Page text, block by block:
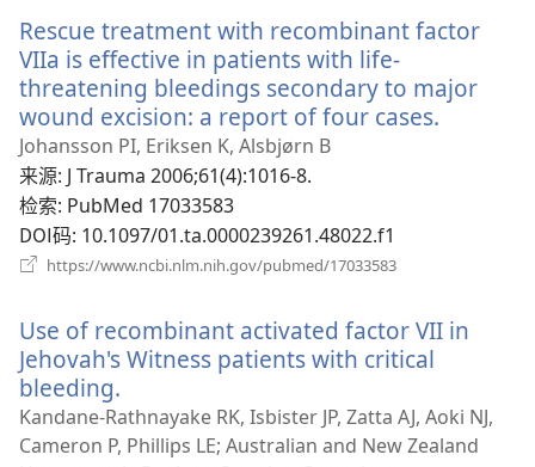
窗
Rescue treatment with recombinant factor
VIIa is effective in patients with life-
threatening bleedings secondary to major
wound excision: a report of four cases.
Johansson PI, Eriksen K, Alsbjørn B
来源‎: J Trauma 2006;61(4):1016-8.
检索‎: PubMed 17033583
DOI码‎: 10.1097/01.ta.0000239261.48022.f1
https://www.ncbi.nlm.nih.gov/pubmed/17033583
窗
口）
Use of recombinant activated factor VII in
Jehovah's Witness patients with critical
bleeding.
开
新
Kandane-Rathnayake RK, Isbister JP, Zatta AJ, Aoki NJ,
Cameron P, Phillips LE; Australian and New Zealand